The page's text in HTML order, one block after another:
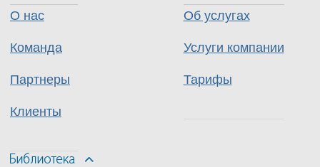
О нас
Команда
Партнеры
Клиенты
Об услугах
Услуги компании
Тарифы